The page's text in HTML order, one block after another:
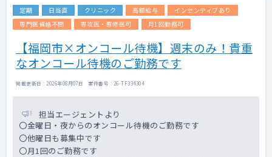
定期 日当直 クリニック 高額給与
インセンティブあり
専門医資格不問
専攻医・専修医可 月1回勤務可
【福岡市×オンコール待機】週末のみ！貴重
なオンコール待機のご勤務です
掲載更新日 : 2026年08月07日 案件番号 : 26-TF334304
担当エージェントより
〇金曜日・夜からのオンコール待機のご勤務です
〇他曜日も募集中です
〇月1回のご勤務です